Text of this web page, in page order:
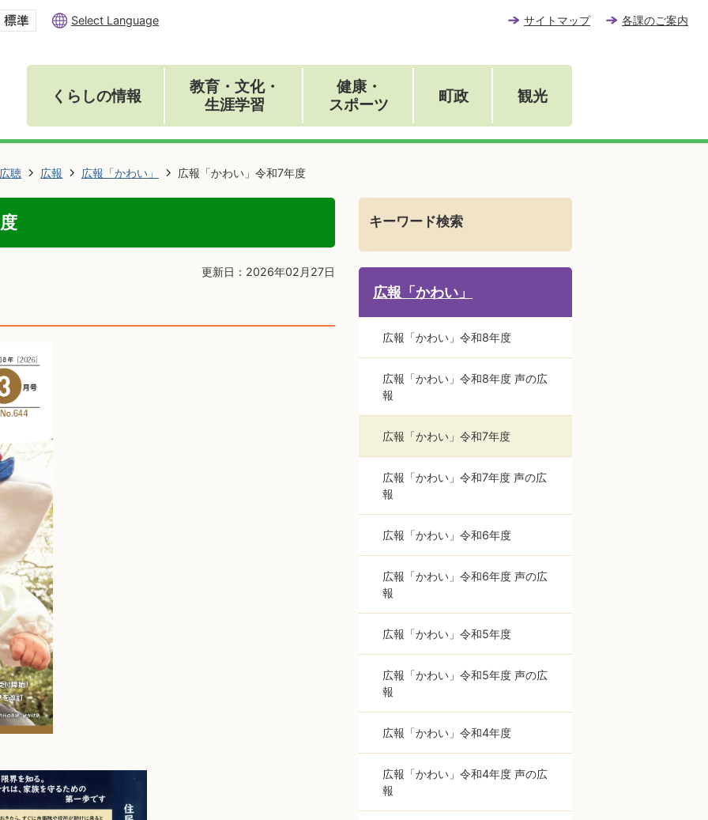
Select Language サイトマップ 各課のご案内
くらしの情報
教育・文化・
生涯学習
健康・
スポーツ
町政 観光
聴 広報 広報「かわい」 広報「かわい」令和7年度
更新日：2026年02月27日
キーワード検索
広報「かわい」
広報「かわい」令和8年度
広報「かわい」令和8年度 声の広
報
広報「かわい」令和7年度
広報「かわい」令和7年度 声の広
報
広報「かわい」令和6年度
広報「かわい」令和6年度 声の広
報
広報「かわい」令和5年度
広報「かわい」令和5年度 声の広
報
広報「かわい」令和4年度
広報「かわい」令和4年度 声の広
報